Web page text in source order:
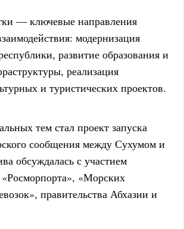
— ключевые направления
модернизация
развитие образования и
реализация
и туристических проектов.
тем стал проект запуска
сообщения между Сухумом и
обсуждалась с участием
«Росморпорта», «Морских
правительства Абхазии и